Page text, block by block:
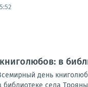
в
день
библиотеке села